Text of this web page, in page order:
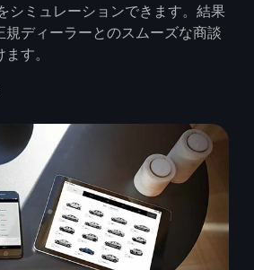
シミュレーションできます。結果
規ディーラーとのスムーズな商談
す。